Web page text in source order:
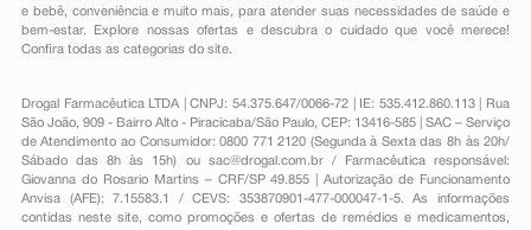
e bebê, conveniênciae muito mais, para atender suas necessidades de saúde e
bem-estar. Explore nossas ofertas e descubra o cuidado que você merece!
Confira todas as categorias do site.
Drogal Farmacêutica LTDA | CNPJ: 54.375.647/0066-72 | IE: 535.412.860.113 | Rua
São João, 909 - Bairro Alto - Piracicaba/São Paulo, CEP: 13416-585 | SAC – Serviço
de Atendimento ao Consumidor: 0800 771 2120 (Segunda à Sexta das 8h às 20h/
Sábado das 8h às 15h) ou sac@drogal.com.br/ Farmacêutica responsável:
Giovanna do Rosario Martins – CRF/SP 49.855 | Autorização de Funcionamento
Anvisa (AFE): 7.15583.1 / CEVS: 353870901-477-000047-1-5. As informações
contidas neste site, como promoções e ofertas de remédios e medicamentos,